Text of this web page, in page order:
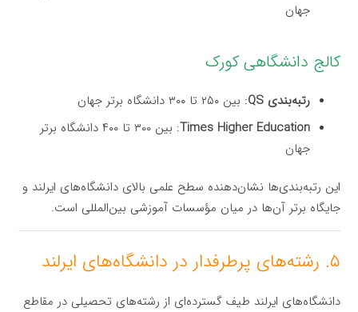
جهان
کالج دانشگاهی کورک
رتبه‌بندی QS
: بین ۲۵۰ تا ۳۰۰ دانشگاه برتر جهان
Times Higher Education
: بین ۳۰۰ تا ۴۰۰ دانشگاه برتر
جهان
این رتبه‌بندی‌ها نشان‌دهنده سطح علمی بالای دانشگاه‌های ایرلند و
جایگاه برتر آن‌ها در میان مؤسسات آموزشی بین‌المللی است.
۵. رشته‌های پرطرفدار در دانشگاه‌های ایرلند
دانشگاه‌های ایرلند طیف گسترده‌ای از رشته‌های تحصیلی در مقاطع